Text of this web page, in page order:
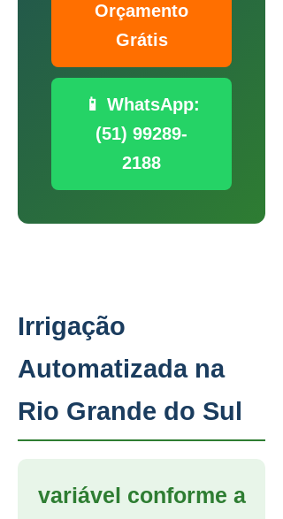
Orçamento
Grátis
📱 WhatsApp:
(51) 99289-
2188
Irrigação
Automatizada na
Rio Grande do Sul
variável conforme a